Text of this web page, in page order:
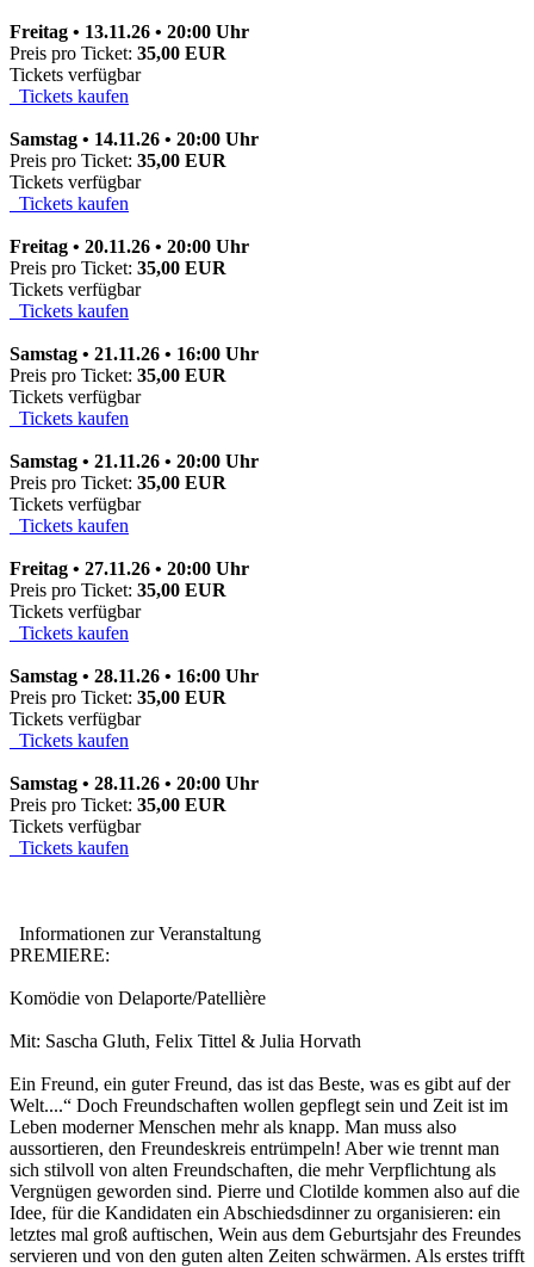
Freitag • 13.11.26 • 20:00 Uhr
Preis pro Ticket: 35,00 EUR
Tickets verfügbar
Tickets kaufen
Samstag • 14.11.26 • 20:00 Uhr
Preis pro Ticket: 35,00 EUR
Tickets verfügbar
Tickets kaufen
Freitag • 20.11.26 • 20:00 Uhr
Preis pro Ticket: 35,00 EUR
Tickets verfügbar
Tickets kaufen
Samstag • 21.11.26 • 16:00 Uhr
Preis pro Ticket: 35,00 EUR
Tickets verfügbar
Tickets kaufen
Samstag • 21.11.26 • 20:00 Uhr
Preis pro Ticket: 35,00 EUR
Tickets verfügbar
Tickets kaufen
Freitag • 27.11.26 • 20:00 Uhr
Preis pro Ticket: 35,00 EUR
Tickets verfügbar
Tickets kaufen
Samstag • 28.11.26 • 16:00 Uhr
Preis pro Ticket: 35,00 EUR
Tickets verfügbar
Tickets kaufen
Samstag • 28.11.26 • 20:00 Uhr
Preis pro Ticket: 35,00 EUR
Tickets verfügbar
Tickets kaufen
Informationen zur Veranstaltung
PREMIERE:
Komödie von Delaporte/Patellière
Mit: Sascha Gluth, Felix Tittel & Julia Horvath
Ein Freund, ein guter Freund, das ist das Beste, was es gibt auf der
Welt....“ Doch Freundschaften wollen gepflegt sein und Zeit ist im
Leben moderner Menschen mehr als knapp. Man muss also
aussortieren, den Freundeskreis entrümpeln! Aber wie trennt man
sich stilvoll von alten Freundschaften, die mehr Verpflichtung als
Vergnügen geworden sind. Pierre und Clotilde kommen also auf die
Idee, für die Kandidaten ein Abschiedsdinner zu organisieren: ein
letztes mal groß auftischen, Wein aus dem Geburtsjahr des Freundes
servieren und von den guten alten Zeiten schwärmen. Als erstes trifft